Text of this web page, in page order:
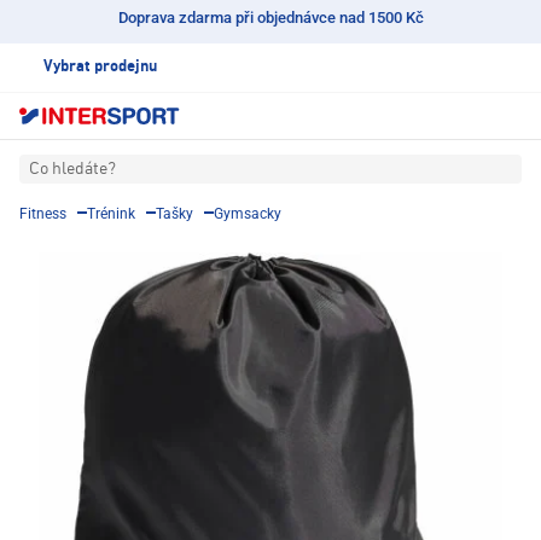
Doprava zdarma při objednávce nad 1500 Kč
Vybrat prodejnu
Co hledáte?
Fitness Trénink Tašky Gymsacky